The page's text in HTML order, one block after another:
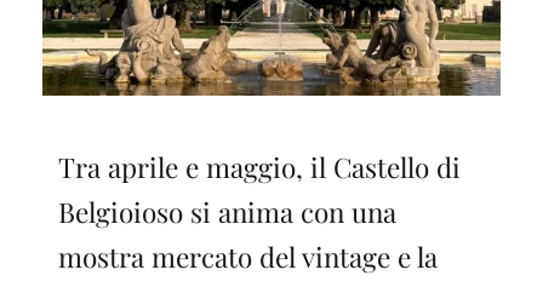
Tra aprile e maggio, il Castello di
Belgioioso si anima con una
mostra mercato del vintage e la